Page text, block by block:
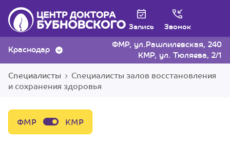
ФМР, ул.Рашпилевская, 240
КМР, ул. Тюляева, 2/1
Запись Звонок
Краснодар
Специалисты
Специалисты залов восстановления
и сохранения здоровья
ФМР КМР